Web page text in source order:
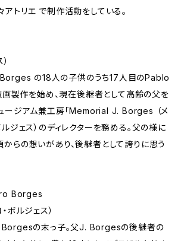
トリエ で制作活動をしている。
の18人の子供のうち17人目のPablo
製作を始め、現在後継者として高齢の父を
ュージアム兼工房「Memorial J. Borges （メ
ルジェス）のディレクターを務める。父の様に
らの想いがあり、後継者として誇りに思う
Borges
ボルジェス）
の末っ子。父J. Borgesの後継者の